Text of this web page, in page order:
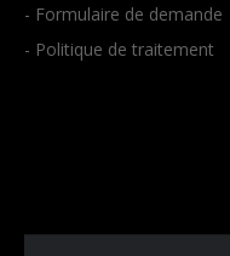
- Formulaire de demande
- Politique de traitement